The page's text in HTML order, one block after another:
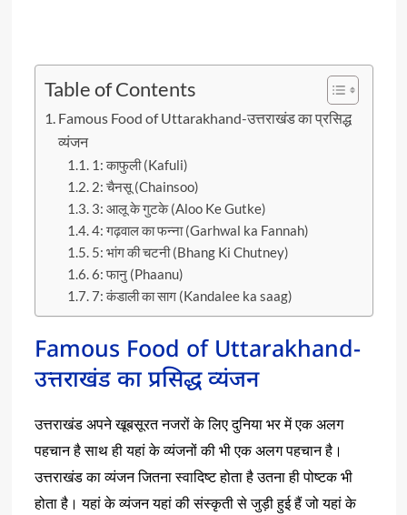
Table of Contents
Famous Food of Uttarakhand-उत्तराखंड का प्रसिद्ध
व्यंजन
1: काफुली (Kafuli)
2: चैनसू (Chainsoo)
3: आलू के गुटके (Aloo Ke Gutke)
4: गढ़वाल का फन्ना (Garhwal ka Fannah)
5: भांग की चटनी (Bhang Ki Chutney)
6: फानु (Phaanu)
7: कंडाली का साग (Kandalee ka saag)
Famous Food of Uttarakhand-
उत्तराखंड का प्रसिद्ध व्यंजन
उत्तराखंड अपने खूबसूरत नजरों के लिए दुनिया भर में एक अलग
पहचान है साथ ही यहां के व्यंजनों की भी एक अलग पहचान है।
उत्तराखंड का व्यंजन जितना स्वादिष्ट होता है उतना ही पोष्टक भी
होता है। यहां के व्यंजन यहां की संस्कृती से जुड़ी हुई हैं जो यहां के